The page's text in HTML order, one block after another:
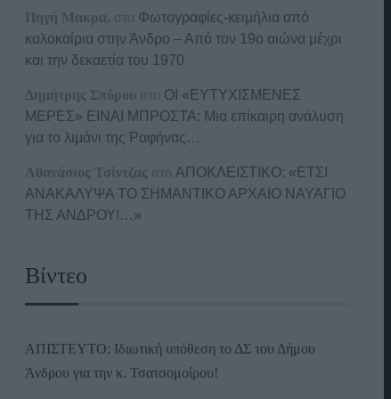
Πηγή Μακρα. στο Φωτογραφίες-κειμήλια από
καλοκαίρια στην Άνδρο – Από τον 19ο αιώνα μέχρι
και την δεκαετία του 1970
Δημήτρης Σπύρου στο ΟΙ «ΕΥΤΥΧΙΣΜΕΝΕΣ
ΜΕΡΕΣ» ΕΙΝΑΙ ΜΠΡΟΣΤΑ: Μια επίκαιρη ανάλυση
για το λιμάνι της Ραφήνας…
Αθανάσιος Τσίντζας στο ΑΠΟΚΛΕΙΣΤΙΚΟ: «ΕΤΣΙ
ΑΝΑΚΑΛΥΨΑ ΤΟ ΣΗΜΑΝΤΙΚΟ ΑΡΧΑΙΟ ΝΑΥΑΓΙΟ
ΤΗΣ ΑΝΔΡΟΥ!…»
Βίντεο
ΑΠΙΣΤΕΥΤΟ: Ιδιωτική υπόθεση το ΔΣ του Δήμου
Άνδρου για την κ. Τσατσομοίρου!